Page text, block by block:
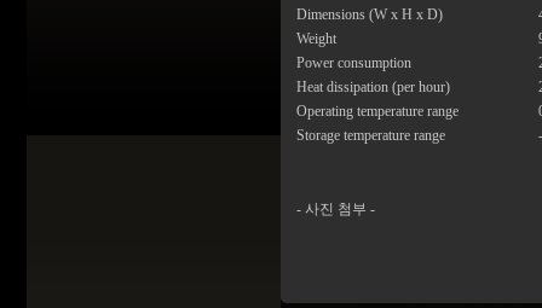
Dimensions (W x H x D)
Weight
Power consumption
Heat dissipation (per hour)
Operating temperature range
Storage temperature range
- 사진 첨부 -